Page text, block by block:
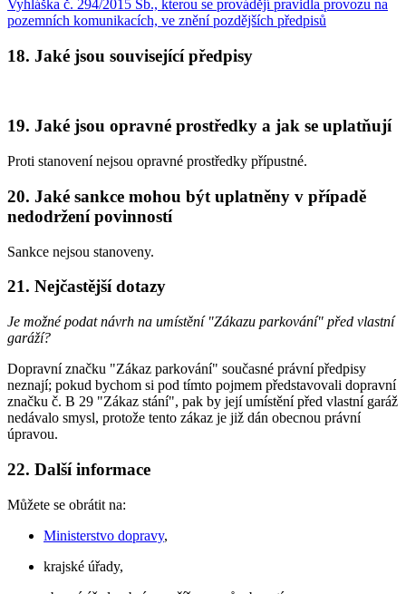
Vyhláška č. 294/2015 Sb., kterou se provádějí pravidla provozu na
pozemních komunikacích, ve znění pozdějších předpisů
18. Jaké jsou související předpisy
19. Jaké jsou opravné prostředky a jak se uplatňují
Proti stanovení nejsou opravné prostředky přípustné.
20. Jaké sankce mohou být uplatněny v případě
nedodržení povinností
Sankce nejsou stanoveny.
21. Nejčastější dotazy
Je možné podat návrh na umístění "Zákazu parkování" před vlastní
garáží?
Dopravní značku "Zákaz parkování" současné právní předpisy
neznají; pokud bychom si pod tímto pojmem představovali dopravní
značku č. B 29 "Zákaz stání", pak by její umístění před vlastní garáž
nedávalo smysl, protože tento zákaz je již dán obecnou právní
úpravou.
22. Další informace
Můžete se obrátit na:
Ministerstvo dopravy,
krajské úřady,